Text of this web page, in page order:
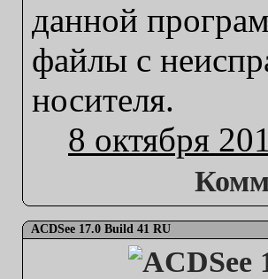
данной
файлы с
носителя.
8 октября
ACDSee 17.0 Build 41 RU